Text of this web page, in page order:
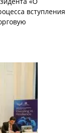
вступления